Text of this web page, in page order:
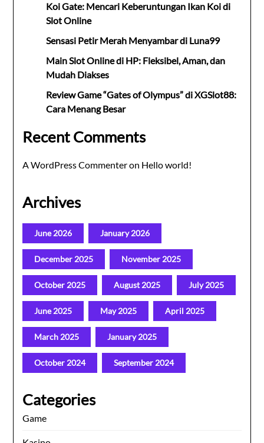
Koi Gate: Mencari Keberuntungan Ikan Koi di
Slot Online
Sensasi Petir Merah Menyambar di Luna99
Main Slot Online di HP: Fleksibel, Aman, dan
Mudah Diakses
Review Game “Gates of Olympus” di XGSlot88:
Cara Menang Besar
Recent Comments
A WordPress Commenteron Hello world!
Archives
June 2026 January 2026
December 2025 November 2025
October 2025 August 2025 July 2025
June 2025 May 2025 April 2025
March 2025 January 2025
October 2024 September 2024
Categories
Game